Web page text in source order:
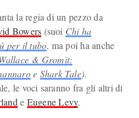
la regia di un pezzo da
Bowers (suoi Chi ha
per il tubo, ma poi ha anche
& Gromit:
e Shark Tale).
le voci saranno fra gli altri di
e Eugene Levy.